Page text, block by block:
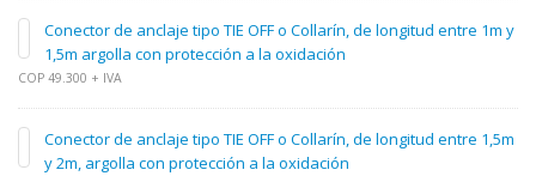
Conector de anclaje tipo TIE OFF o Collarín, de longitud entre 1m y
1,5m argolla con protección a la oxidación
COP 49.300 + IVA
Conector de anclaje tipo TIE OFF o Collarín, de longitud entre 1,5m
y 2m, argolla con protección a la oxidación